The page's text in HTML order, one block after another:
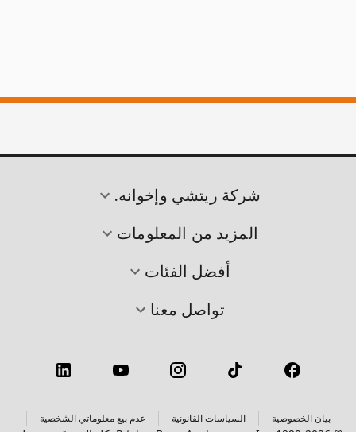
شركة ريتشي وإخوانه.
المزيد من المعلومات
أفضل الفئات
تواصل معنا
بيان الخصوصية السياسات القانونية عدم بيع معلوماتي الشخصية